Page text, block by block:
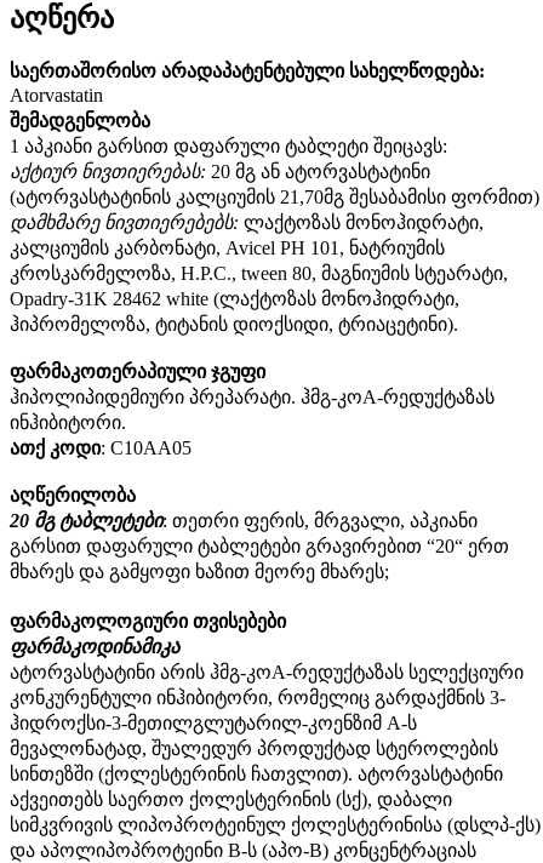
აღწერა
საერთაშორისო არადაპატენტებული სახელწოდება:
Atorvastatin
შემადგენლობა
1 აპკიანი გარსით დაფარული ტაბლეტი შეიცავს:
აქტიურ ნივთიერებას: 20 მგ ან ატორვასტატინი
(ატორვასტატინის კალციუმის 21,70მგ შესაბამისი ფორმით)
დამხმარე ნივთიერებებს: ლაქტოზას მონოჰიდრატი,
კალციუმის კარბონატი, Avicel PH 101, ნატრიუმის
კროსკარმელოზა, H.P.C., tween 80, მაგნიუმის სტეარატი,
Opadry-31K 28462 white (ლაქტოზას მონოჰიდრატი,
ჰიპრომელოზა, ტიტანის დიოქსიდი, ტრიაცეტინი).
ფარმაკოთერაპიული ჯგუფი
ჰიპოლიპიდემიური პრეპარატი. ჰმგ-კოА-რედუქტაზას
ინჰიბიტორი.
ათქ კოდი: С10АА05
აღწერილობა
20 მგ ტაბლეტები: თეთრი ფერის, მრგვალი, აპკიანი
გარსით დაფარული ტაბლეტები გრავირებით “20“ ერთ
მხარეს და გამყოფი ხაზით მეორე მხარეს;
ფარმაკოლოგიური თვისებები
ფარმაკოდინამიკა
ატორვასტატინი არის ჰმგ-კოА-რედუქტაზას სელექციური
კონკურენტული ინჰიბიტორი, რომელიც გარდაქმნის 3-
ჰიდროქსი-3-მეთილგლუტარილ-კოენზიმ А-ს
მევალონატად, შუალედურ პროდუქტად სტეროლების
სინთეზში (ქოლესტერინის ჩათვლით). ატორვასტატინი
აქვეითებს საერთო ქოლესტერინის (სქ), დაბალი
სიმკვრივის ლიპოპროტეინულ ქოლესტერინისა (დსლპ-ქს)
და აპოლიპოპროტეინი B-ს (აპო-B) კონცენტრაციას